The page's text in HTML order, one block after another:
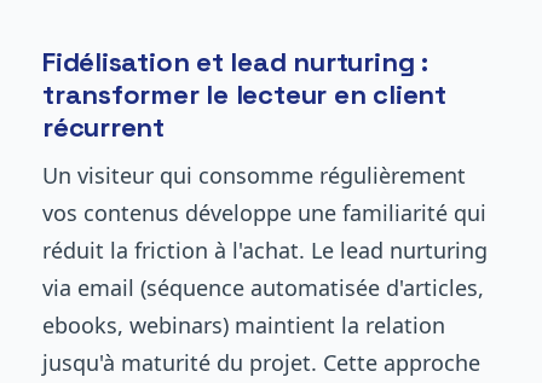
Fidélisation et lead nurturing :
transformer le lecteur en client
récurrent
Un visiteur qui consomme régulièrement
vos contenus développe une familiarité qui
réduit la friction à l'achat. Le lead nurturing
via email (séquence automatisée d'articles,
ebooks, webinars) maintient la relation
jusqu'à maturité du projet. Cette approche